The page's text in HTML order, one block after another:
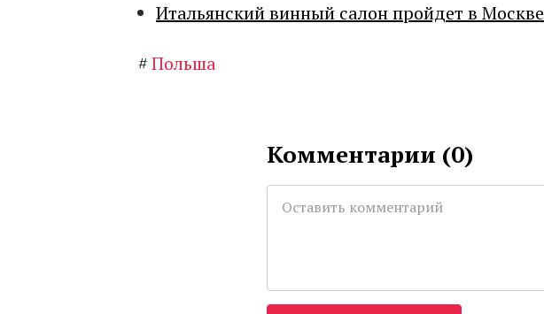
Итальянский винный салон пройдет в Москве
#Польша
Комментарии (0)